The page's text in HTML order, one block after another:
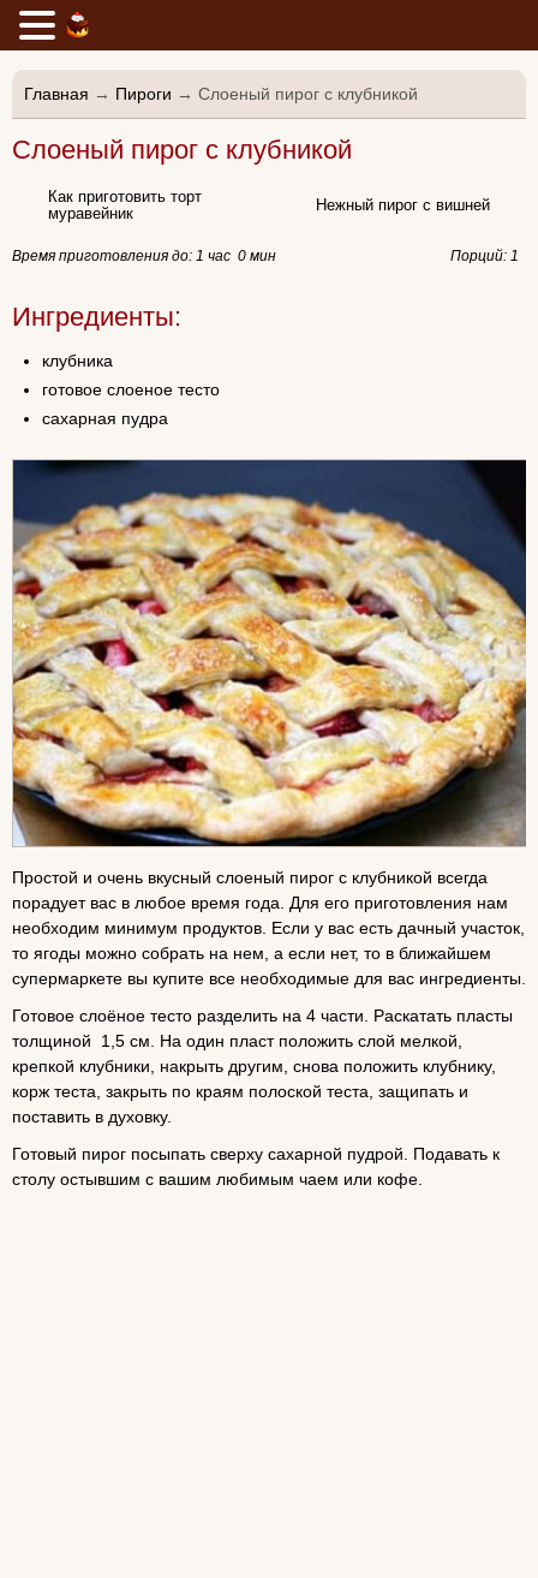
Главная → Пироги → Слоеный пирог с клубникой
Слоеный пирог с клубникой
Как приготовить торт
муравейник
Нежный пирог с вишней
Время приготовления до: 1 час 0 мин Порций: 1
Ингредиенты:
клубника
готовое слоеное тесто
сахарная пудра
Простой и очень вкусный слоеный пирог с клубникой всегда
порадует вас в любое время года. Для его приготовления нам
необходим минимум продуктов. Если у вас есть дачный участок,
то ягоды можно собрать на нем, а если нет, то в ближайшем
супермаркете вы купите все необходимые для вас ингредиенты.
Готовое слоёное тесто разделить на 4 части. Раскатать пласты
толщиной 1,5 см. На один пласт положить слой мелкой,
крепкой клубники, накрыть другим, снова положить клубнику,
корж теста, закрыть по краям полоской теста, защипать и
поставить в духовку.
Готовый пирог посыпать сверху сахарной пудрой. Подавать к
столу остывшим с вашим любимым чаем или кофе.